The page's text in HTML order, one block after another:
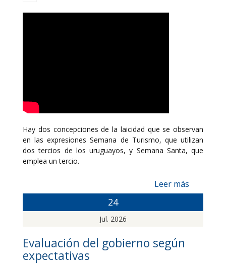
Hay dos concepciones de la laicidad que se observan
en las expresiones Semana de Turismo, que utilizan
dos tercios de los uruguayos, y Semana Santa, que
emplea un tercio.
Leer más
24
Jul. 2026
Evaluación del gobierno según
expectativas